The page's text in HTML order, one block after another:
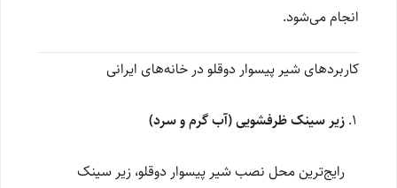
انجام می‌شود.
کاربردهای شیر پیسوار دوقلو در خانه‌های ایرانی
زیر سینک ظرفشویی (آب گرم و سرد)
رایج‌ترین محل نصب شیر پیسوار دوقلو، زیر سینک